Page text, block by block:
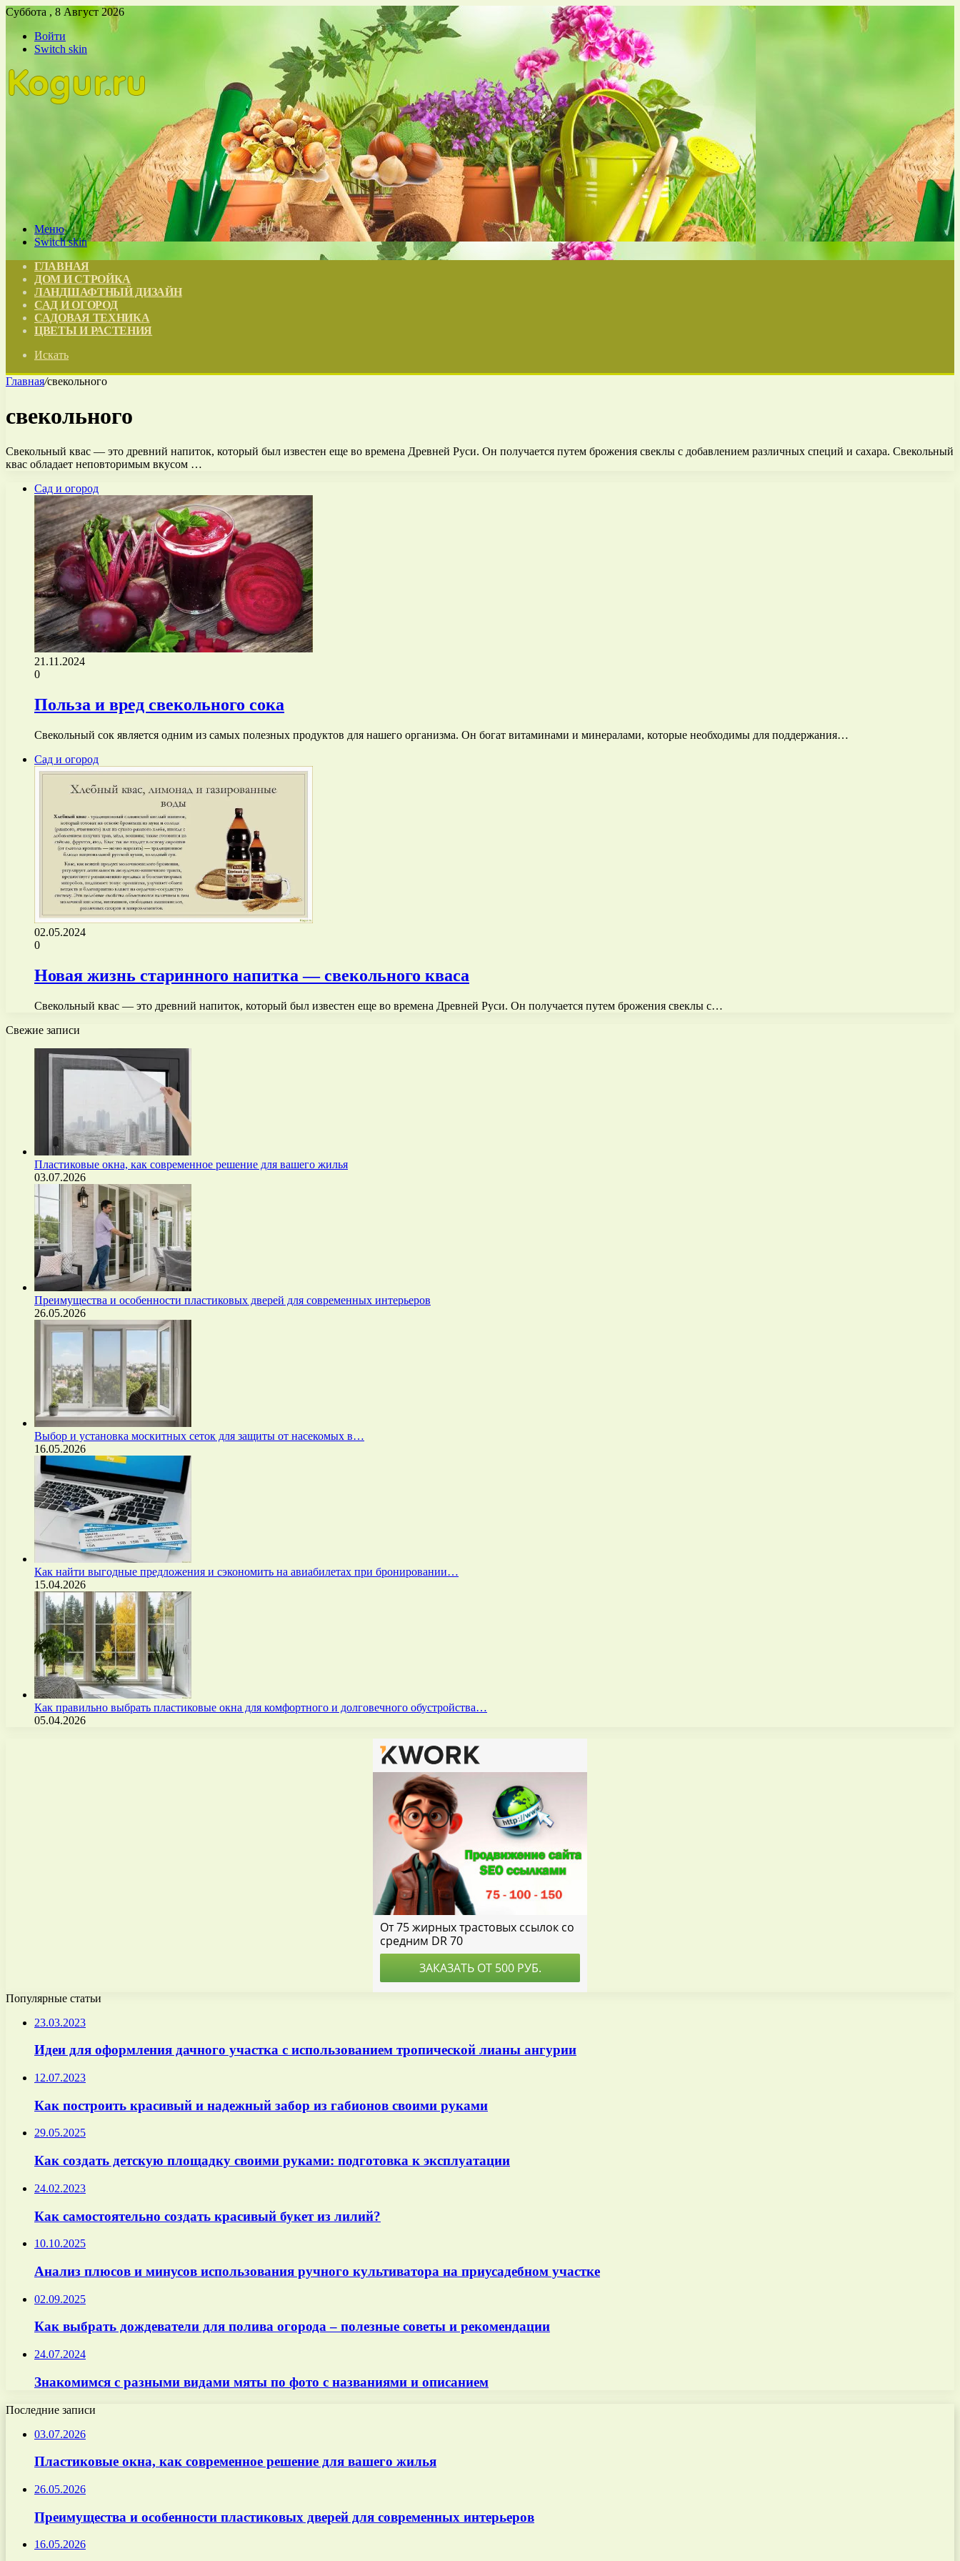
Суббота , 8 Август 2026
Войти
Switch skin
Меню
Switch skin
ГЛАВНАЯ
ДОМ И СТРОЙКА
ЛАНДШАФТНЫЙ ДИЗАЙН
САД И ОГОРОД
САДОВАЯ ТЕХНИКА
ЦВЕТЫ И РАСТЕНИЯ
Искать
Главная/свекольного
свекольного
Свекольный квас — это древний напиток, который был известен еще во времена Древней Руси. Он получается путем брожения свеклы с добавлением различных специй и сахара. Свекольный
квас обладает неповторимым вкусом …
Сад и огород
21.11.2024
0
Польза и вред свекольного сока
Свекольный сок является одним из самых полезных продуктов для нашего организма. Он богат витаминами и минералами, которые необходимы для поддержания…
Сад и огород
02.05.2024
0
Новая жизнь старинного напитка — свекольного кваса
Свекольный квас — это древний напиток, который был известен еще во времена Древней Руси. Он получается путем брожения свеклы с…
Свежие записи
Пластиковые окна, как современное решение для вашего жилья
03.07.2026
Преимущества и особенности пластиковых дверей для современных интерьеров
26.05.2026
Выбор и установка москитных сеток для защиты от насекомых в…
16.05.2026
Как найти выгодные предложения и сэкономить на авиабилетах при бронировании…
15.04.2026
Как правильно выбрать пластиковые окна для комфортного и долговечного обустройства…
05.04.2026
Популярные статьи
23.03.2023
Идеи для оформления дачного участка с использованием тропической лианы ангурии
12.07.2023
Как построить красивый и надежный забор из габионов своими руками
29.05.2025
Как создать детскую площадку своими руками: подготовка к эксплуатации
24.02.2023
Как самостоятельно создать красивый букет из лилий?
10.10.2025
Анализ плюсов и минусов использования ручного культиватора на приусадебном участке
02.09.2025
Как выбрать дождеватели для полива огорода – полезные советы и рекомендации
24.07.2024
Знакомимся с разными видами мяты по фото с названиями и описанием
Последние записи
03.07.2026
Пластиковые окна, как современное решение для вашего жилья
26.05.2026
Преимущества и особенности пластиковых дверей для современных интерьеров
16.05.2026